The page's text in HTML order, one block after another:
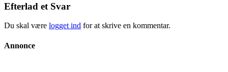
Efterlad et Svar
Du skal være logget ind for at skrive en kommentar.
Annonce